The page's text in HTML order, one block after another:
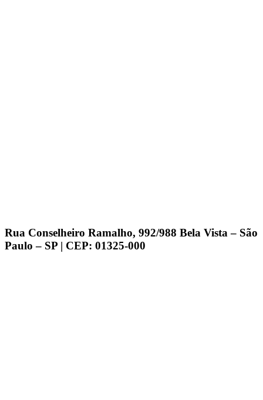
Rua Conselheiro Ramalho, 992/988 Bela Vista – São
Paulo – SP | CEP: 01325-000